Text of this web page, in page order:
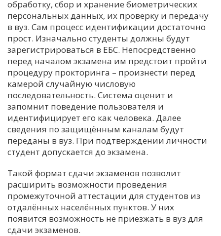
Н
Ч
Я
обработку, сбор и хранение биометрических
персональных данных, их проверку и передачу
в вуз. Сам процесс идентификации достаточно
прост. Изначально студенты должны будут
зарегистрироваться в ЕБС. Непосредственно
перед началом экзамена им предстоит пройти
процедуру прокторинга – произнести перед
камерой случайную числовую
последовательность. Система оценит и
запомнит поведение пользователя и
идентифицирует его как человека. Далее
сведения по защищённым каналам будут
переданы в вуз. При подтверждении личности
студент допускается до экзамена.
Такой формат сдачи экзаменов позволит
расширить возможности проведения
промежуточной аттестации для студентов из
отдалённых населённых пунктов. У них
появится возможность не приезжать в вуз для
сдачи экзаменов.